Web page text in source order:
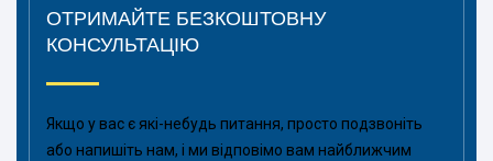
ОТРИМАЙТЕ БЕЗКОШТОВНУ
КОНСУЛЬТАЦІЮ
Якщо у вас є які-небудь питання, просто подзвоніть
або напишіть нам, і ми відповімо вам найближчим